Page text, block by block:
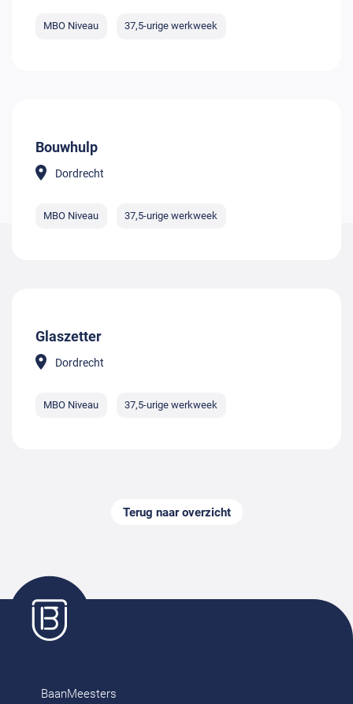
MBO Niveau 37,5-urige werkweek
Bouwhulp
Dordrecht
MBO Niveau 37,5-urige werkweek
Glaszetter
Dordrecht
MBO Niveau 37,5-urige werkweek
Terug naar overzicht
BaanMeesters